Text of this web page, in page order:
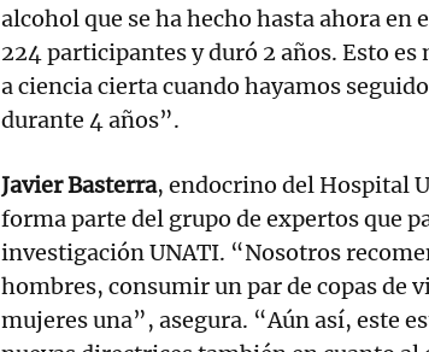
alcohol que se ha hecho hasta ahora en
224 participantes y duró 2 años. Esto es
a ciencia cierta cuando hayamos
durante 4 años”.
Javier Basterra, endocrino del Hospital
forma parte del grupo de expertos que
investigación UNATI. “Nosotros
hombres, consumir un par de copas de
mujeres una”, asegura. “Aún así, este